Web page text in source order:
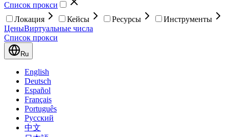
Список прокси
Локация
Кейсы Ресурсы
Инструменты
ЦеныВиртуальные числа
Список прокси
Ru
English
Deutsch
Español
Français
Português
Русский
中文